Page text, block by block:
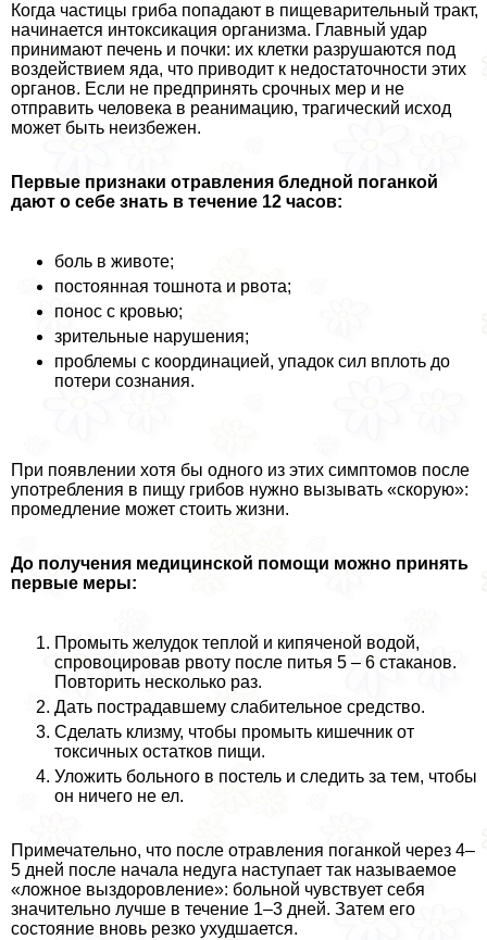
Когда частицы гриба попадают в пищеварительный тpaкт,
начинается интоксикация организма. Главный удар
принимают печень и почки: их клетки разрушаются под
воздействием яда, что приводит к недостаточности этих
органов. Если не предпринять срочных мер и не
отправить человека в реанимацию, трагический исход
может быть неизбежен.
Первые признаки отравления бледной поганкой
дают о себе знать в течение 12 часов:
боль в животе;
постоянная тошнота и рвота;
понос с кровью;
зрительные нарушения;
проблемы с координацией, упадок сил вплоть до
потери сознания.
При появлении хотя бы одного из этих симптомов после
употрeбления в пищу грибов нужно вызывать «скорую»:
промедление может стоить жизни.
До получения медицинской помощи можно принять
первые меры:
Промыть желудок теплой и кипяченой водой,
спровоцировав рвоту после питья 5 – 6 стаканов.
Повторить несколько раз.
Дать пострадавшему слабительное средство.
Сделать клизму, чтобы промыть кишечник от
токсичных остатков пищи.
Уложить больного в постель и следить за тем, чтобы
он ничего не ел.
Примечательно, что после отравления поганкой через 4–
5 дней после начала недуга наступает так называемое
«ложное выздоровление»: больной чувствует себя
значительно лучше в течение 1–3 дней. Затем его
состояние вновь резко ухудшается.